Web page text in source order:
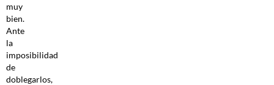
muy
bien.
Ante
la
imposibilidad
de
doblegarlos,